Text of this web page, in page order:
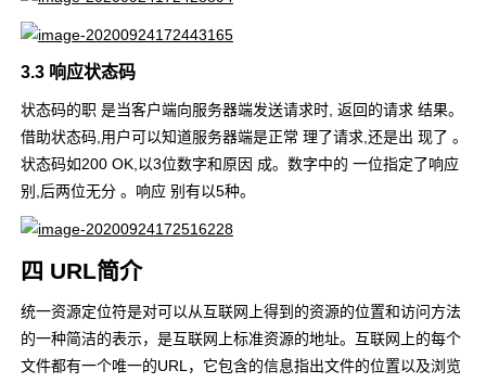
3.3 响应状态码
状态码的职 是当客户端向服务器端发送请求时, 返回的请求 结果。
借助状态码,用户可以知道服务器端是正常 理了请求,还是出 现了 。
状态码如200 OK,以3位数字和原因 成。数字中的 一位指定了响应
别,后两位无分 。响应 别有以5种。
四 URL简介
统一资源定位符是对可以从互联网上得到的资源的位置和访问方法
的一种简洁的表示，是互联网上标准资源的地址。互联网上的每个
文件都有一个唯一的URL，它包含的信息指出文件的位置以及浏览